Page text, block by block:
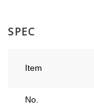
SPEC
Item
No.